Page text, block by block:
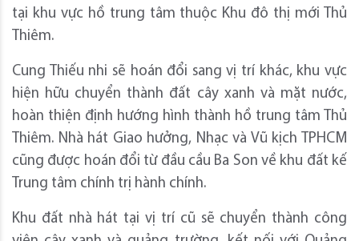
tại khu vực hồ trung tâm thuộc Khu đô thị mới Thủ
Thiêm.
Cung Thiếu nhi sẽ hoán đổi sang vị trí khác, khu vực
hiện hữu chuyển thành đất cây xanh và mặt nước,
hoàn thiện định hướng hình thành hồ trung tâm Thủ
Thiêm. Nhà hát Giao hưởng, Nhạc và Vũ kịch TPHCM
cũng được hoán đổi từ đầu cầu Ba Son về khu đất kế
Trung tâm chính trị hành chính.
Khu đất nhà hát tại vị trí cũ sẽ chuyển thành công